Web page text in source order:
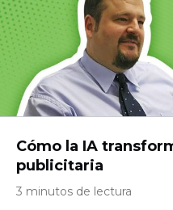
Cómo la IA
publicitaria
3 minutos de lectura